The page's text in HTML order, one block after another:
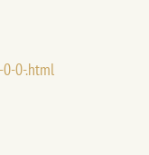
0-.html